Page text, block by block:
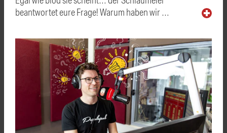
beantwortet eure Frage! Warum haben wir …